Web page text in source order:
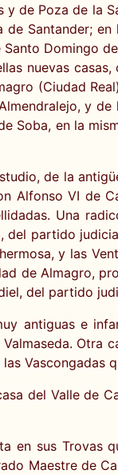
de Poza de la
Santander;
Domingo
nuevas
(Ciudad
y
Soba, en la
de la
Alfonso VI de
Una
partido
y las
de Almagro,
del partido
antiguas e
del Valle de
en sus
Maestre de